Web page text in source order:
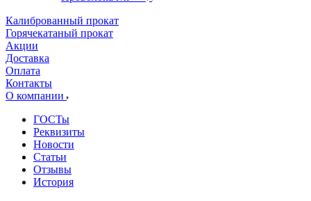
Калиброванный прокат
Горячекатаный прокат
Акции
Доставка
Оплата
Контакты
О компании
ГОСТы
Реквизиты
Новости
Статьи
Отзывы
История